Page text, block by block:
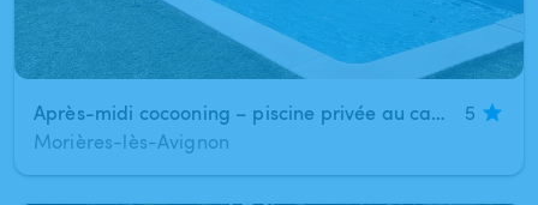
Après-midi cocooning – piscine privée au calme
5
Morières-lès-Avignon